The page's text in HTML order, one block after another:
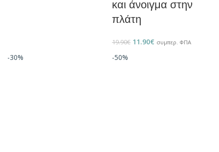
και άνοιγμα στην
πλάτη
19.90€ 11.90€ συμπερ. ΦΠΑ
-30% -50%